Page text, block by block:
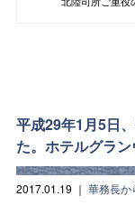
平成29年1月5日
た。ホテルグラン
2017.01.19 ｜ 華務長か